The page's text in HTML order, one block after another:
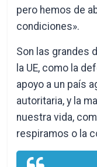
pero hemos de
condiciones».
Son las grandes
la UE, como la
apoyo a un país
autoritaria, y la
nuestra vida,
respiramos o la